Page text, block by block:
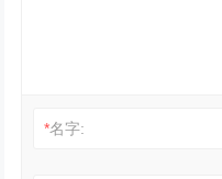
*名字: